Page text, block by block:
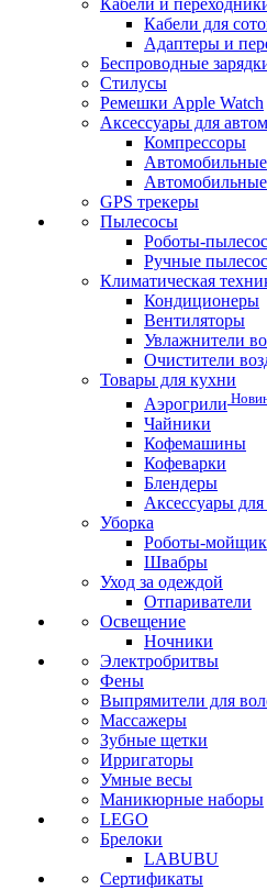
Кабели и
Кабели для
Адаптеры и
Беспроводные
Стилусы
Ремешки Apple Watch
Аксессуары для
Компрессоры
Автомобильные
GPS трекеры
Пылесосы
Роботы-
Ручные
Климатическая
Кондиционеры
Вентиляторы
Увлажнители
Очистители
Товары для кухни
Аэрогрили
Чайники
Кофемашины
Кофеварки
Блендеры
Аксессуары
Уборка
Роботы-
Швабры
Уход за одеждой
Отпариватели
Освещение
Ночники
Электробритвы
Фены
Выпрямители для
Массажеры
Зубные щетки
Ирригаторы
Умные весы
Маникюрные наборы
LEGO
Брелоки
LABUBU
Сертификаты